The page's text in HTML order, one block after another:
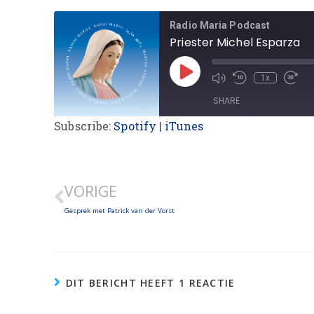
Radio Maria Podcast
Priester Michel Esparza
1x
SHARE
Subscribe: Spotify | iTunes
VORIGE
Gesprek met Patrick van der Vorst
DIT BERICHT HEEFT 1 REACTIE